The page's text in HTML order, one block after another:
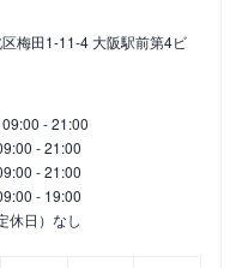
梅田1-11-4 大阪駅前第4ビ
09:00 - 21:00
- 21:00
- 21:00
- 19:00
休日）なし